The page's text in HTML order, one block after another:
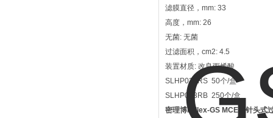
滤膜直径，mm: 33
高度，mm: 26
无菌: 无菌
过滤面积，cm2: 4.5
装置材质: 改良丙烯酸
SLHP033RS 50个/盒
SLHP033RB 250个/盒
密理博Millex-GS MCE膜针头式